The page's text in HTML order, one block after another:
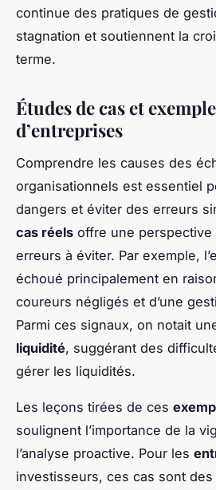
continue des pratiques de
stagnation et soutiennent la
terme.
Études de cas et
d’entreprises
Comprendre les causes des
organisationnels est essentiel
dangers et éviter des erreurs
cas réels offre une
erreurs à éviter. Par exemple,
échoué principalement en
coureurs négligés et d’une
Parmi ces signaux, on notait
liquidité, suggérant des
gérer les liquidités.
Les leçons tirées de ces
soulignent l’importance de la
l’analyse proactive. Pour les
investisseurs, ces cas sont